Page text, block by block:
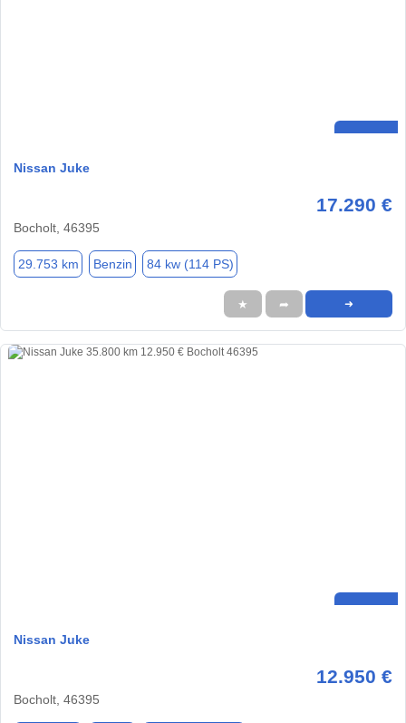
Nissan Juke
17.290 €
Bocholt, 46395
29.753 km Benzin 84 kw (114 PS)
★ ➦ ➜
Nissan Juke
12.950 €
Bocholt, 46395